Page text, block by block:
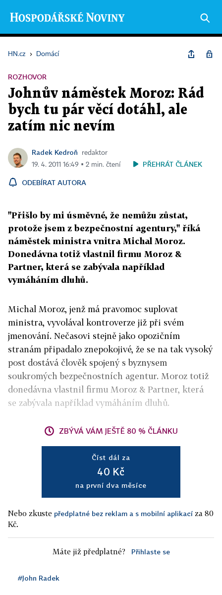
HN.cz › Domácí
ROZHOVOR
Johnův náměstek Moroz: Rád
bych tu pár věcí dotáhl, ale
zatím nic nevím
Radek Kedroň
redaktor
19. 4. 2011 16:49 ▪ 2 min. čtení
PŘEHRÁT ČLÁNEK
ODEBÍRAT AUTORA
"Přišlo by mi úsměvné, že nemůžu zůstat,
protože jsem z bezpečnostní agentury," říká
náměstek ministra vnitra Michal Moroz.
Donedávna totiž vlastnil firmu Moroz &
Partner, která se zabývala například
vymáháním dluhů.
Michal Moroz, jenž má pravomoc suplovat
ministra, vyvolával kontroverze již při svém
jmenování. Nečasovi stejně jako opozičním
stranám připadalo znepokojivé, že se na tak vysoký
post dostává člověk spojený s byznysem
soukromých bezpečnostních agentur. Moroz totiž
donedávna vlastnil firmu Moroz & Partner, která
se zabývala například vymáháním dluhů.
ZBÝVÁ VÁM JEŠTĚ 80 % ČLÁNKU
Číst dál za
40 Kč
na první dva měsíce
Nebo zkuste předplatné bez reklam a s mobilní aplikací za 80
Kč.
Máte již předplatné? Přihlaste se
#John Radek